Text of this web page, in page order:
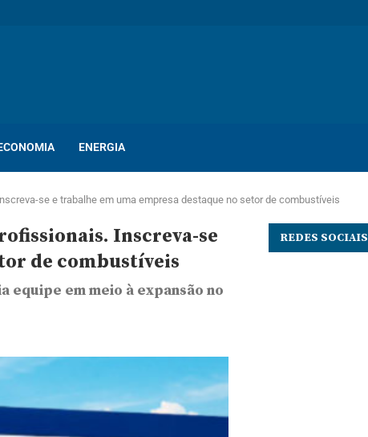
vagas de...
ENERGIA
se e trabalhe em uma empresa destaque no setor de combustíveis
Inscreva-se
de combustíveis
em meio à expansão no
REDES SOCIAIS